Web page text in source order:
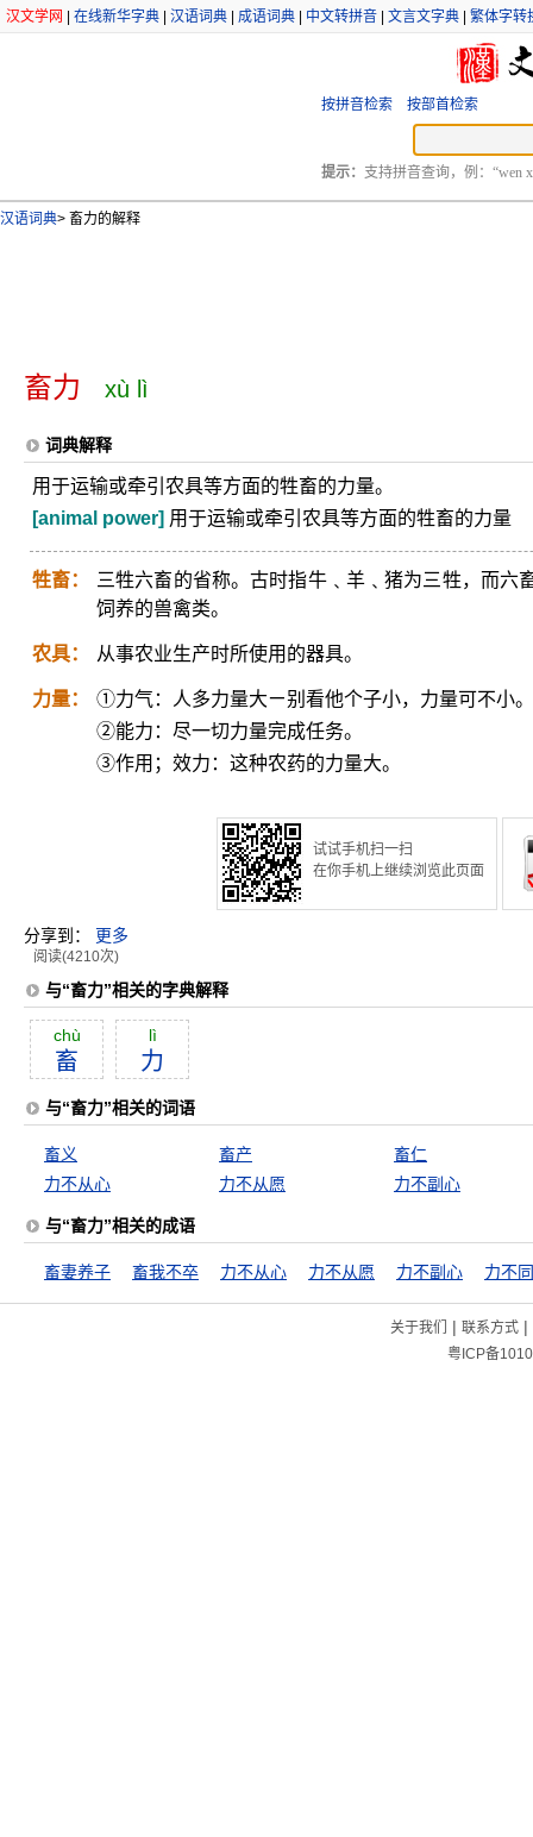
汉文学网 在线新华字典 汉语词典 成语词典 中文转拼音 文言文字典 繁体字转
按拼音检索 按部首检索
提示： 支持拼音查询，例：“wen
汉语词典> 畜力的解释
畜力 xù lì
词典解释
用于运输或牵引农具等方面的牲畜的力量。
[animal power] 用于运输或牵引农具等方面的牲畜的力量
牲畜：
三牲六畜的省称。古时指牛﹑羊﹑猪为三牲，而六
饲养的兽禽类。
农具： 从事农业生产时所使用的器具。
力量：
①力气：人多力量大ㄧ别看他个子小，力量可不小。
②能力：尽一切力量完成任务。
③作用；效力：这种农药的力量大。
试试手机扫一扫
在你手机上继续浏览此页面
分享到： 更多
阅读(4210次)
与“畜力”相关的字典解释
chù
畜
lì
力
与“畜力”相关的词语
畜义 畜产
畜仁
力不从心
力不从愿 力不副心
与“畜力”相关的成语
畜妻养子 畜我不卒 力不从心 力不从愿 力不副心 力不
关于我们 | 联系方式|
粤ICP备